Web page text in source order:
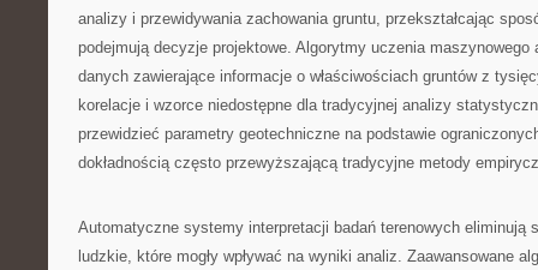
analizy i przewidywania zachowania gruntu, przekształcając
podejmują decyzje projektowe. Algorytmy uczenia maszynowego
danych zawierające informacje o właściwościach gruntów z
korelacje i wzorce niedostępne dla tradycyjnej analizy
przewidzieć parametry geotechniczne na podstawie
dokładnością często przewyższającą tradycyjne metody
Automatyczne systemy interpretacji badań terenowych eliminują
ludzkie, które mogły wpływać na wyniki analiz. Zaawansowane